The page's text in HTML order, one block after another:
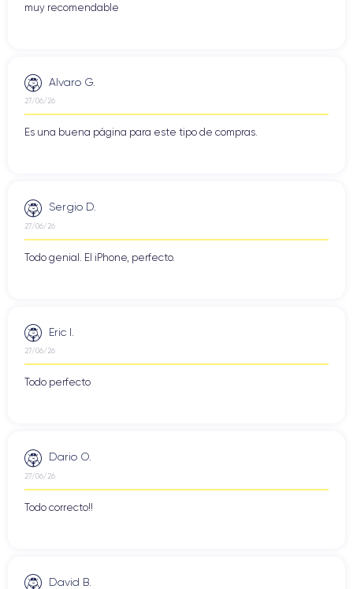
muy recomendable
Alvaro G.
27/06/26
Es una buena página para este tipo de compras.
Sergio D.
27/06/26
Todo genial. El iPhone, perfecto.
Eric I.
27/06/26
Todo perfecto
Dario O.
27/06/26
Todo correcto!!
David B.